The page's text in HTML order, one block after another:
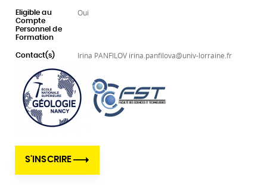
Eligible au
Compte
Personnel de
Formation
Oui
Contact(s) Irina PANFILOV irina.panfilova@univ-lorraine.fr
S'INSCRIRE